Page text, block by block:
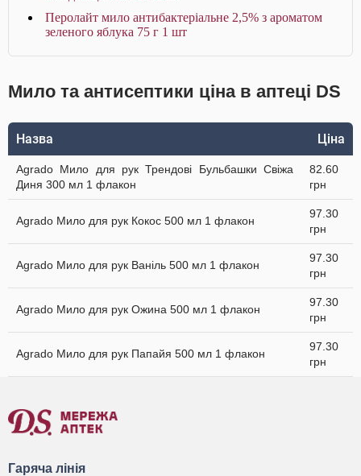
Перолайт мило антибактеріальне 2,5% з ароматом
зеленого яблука 75 г 1 шт
Мило та антисептики ціна в аптеці DS
Назва Ціна
Agrado Мило для рук Трендові Бульбашки Свіжа
Диня 300 мл 1 флакон
82.60
грн
Agrado Мило для рук Кокос 500 мл 1 флакон
97.30
грн
Agrado Мило для рук Ваніль 500 мл 1 флакон
97.30
грн
Agrado Мило для рук Ожина 500 мл 1 флакон
97.30
грн
Agrado Мило для рук Папайя 500 мл 1 флакон
97.30
грн
Гаряча лінія